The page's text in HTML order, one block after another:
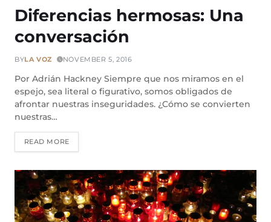
Diferencias hermosas: Una
conversación
BYLA VOZ NOVEMBER 5, 2016
Por Adrián Hackney Siempre que nos miramos en el
espejo, sea literal o figurativo, somos obligados de
afrontar nuestras inseguridades. ¿Cómo se convierten
nuestras…
READ MORE